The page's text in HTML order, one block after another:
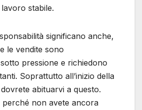
stabile.
significano anche,
le vendite sono
pressione e richiedono
Soprattutto all’inizio della
abituarvi a questo.
perché non avete ancora